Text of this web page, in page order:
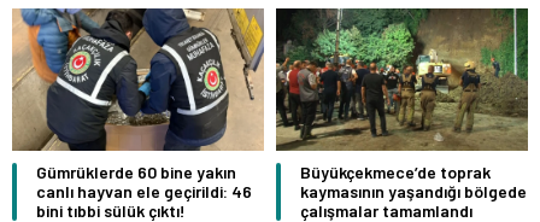
Gümrüklerde 60 bine yakın
canlı hayvan ele geçirildi: 46
bini tıbbi sülük çıktı!
Büyükçekmece’de toprak
kaymasının yaşandığı bölgede
çalışmalar tamamlandı